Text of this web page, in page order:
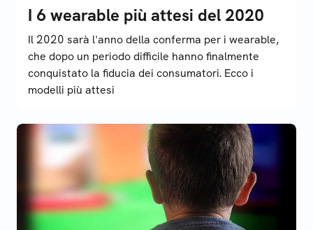
I 6 wearable più attesi del 2020
Il 2020 sarà l'anno della conferma per i wearable,
che dopo un periodo difficile hanno finalmente
conquistato la fiducia dei consumatori. Ecco i
modelli più attesi